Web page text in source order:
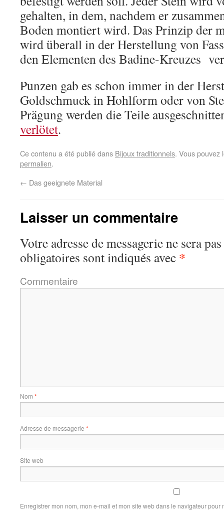
gehalten, in dem, nachdem er
Boden montiert wird. Das Prinzip der
wird überall in der Herstellung von
den Elementen des Badine-Kreuzes
Punzen gab es schon immer in der
Goldschmuck in Hohlform oder von
Prägung werden die Teile
verlötet.
Ce contenu a été publié dans Bijoux traditionnels. Vous
permalien.
← Das geeignete Material
Laisser un commentaire
Votre adresse de messagerie ne sera
obligatoires sont indiqués avec *
Commentaire
Nom *
Adresse de messagerie *
Site web
Enregistrer mon nom, mon e-mail et mon site web dans le navigateur pour